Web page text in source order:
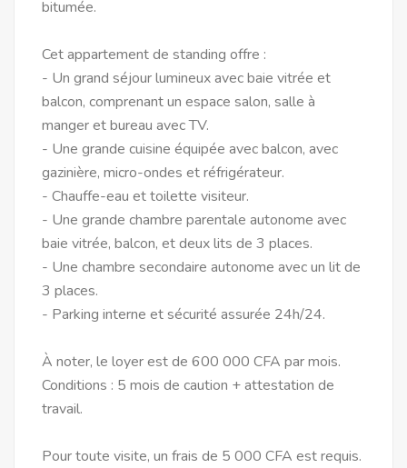
bitumée.
Cet appartement de standing offre :
- Un grand séjour lumineux avec baie vitrée et
balcon, comprenant un espace salon, salle à
manger et bureau avec TV.
- Une grande cuisine équipée avec balcon, avec
gazinière, micro-ondes et réfrigérateur.
- Chauffe-eau et toilette visiteur.
- Une grande chambre parentale autonome avec
baie vitrée, balcon, et deux lits de 3 places.
- Une chambre secondaire autonome avec un lit de
3 places.
- Parking interne et sécurité assurée 24h/24.
À noter, le loyer est de 600 000 CFA par mois.
Conditions : 5 mois de caution + attestation de
travail.
Pour toute visite, un frais de 5 000 CFA est requis.